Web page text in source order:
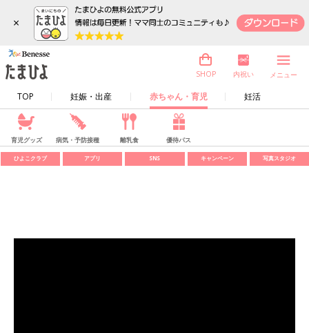
×
TOP 妊娠・出産 赤ちゃん・育児 妊活
SHOP 内祝い メニュー
育児グッズ 病気・予防接種 離乳食 優待パス
ひよこクラブ アプリ SNS キャンペーン 写真スタジオ